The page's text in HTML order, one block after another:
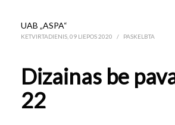
UAB „ASPA“
KETVIRTADIENIS, 09 LIEPOS 2020 / PASKELBTA
Dizainas be
22